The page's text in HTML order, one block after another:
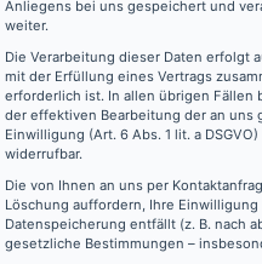
Anliegens bei uns gespeichert und
weiter.
Die Verarbeitung dieser Daten erfolgt
mit der Erfüllung eines Vertrags
erforderlich ist. In allen übrigen Fällen
der effektiven Bearbeitung der an uns
Einwilligung (Art. 6 Abs. 1 lit. a
widerrufbar.
Die von Ihnen an uns per
Löschung auffordern, Ihre
Datenspeicherung entfällt (z. B. nach
gesetzliche Bestimmungen –